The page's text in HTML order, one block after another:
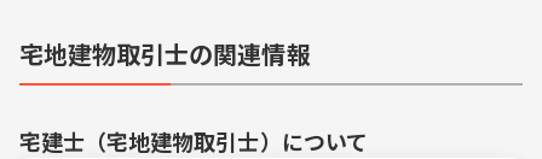
宅地建物取引士の関連情報
宅建士（宅地建物取引士） について